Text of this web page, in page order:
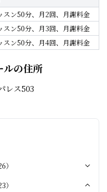
スン50分、月2回、月謝料金
スン50分、月3回、月謝料金
スン50分、月4回、月謝料金
ルの住所
レス503
）
）